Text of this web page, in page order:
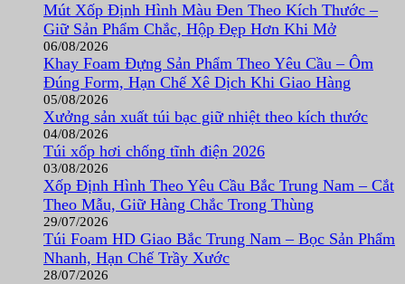
Mút Xốp Định Hình Màu Đen Theo Kích Thước –
Giữ Sản Phẩm Chắc, Hộp Đẹp Hơn Khi Mở
06/08/2026
Khay Foam Đựng Sản Phẩm Theo Yêu Cầu – Ôm
Đúng Form, Hạn Chế Xê Dịch Khi Giao Hàng
05/08/2026
Xưởng sản xuất túi bạc giữ nhiệt theo kích thước
04/08/2026
Túi xốp hơi chống tĩnh điện 2026
03/08/2026
Xốp Định Hình Theo Yêu Cầu Bắc Trung Nam – Cắt
Theo Mẫu, Giữ Hàng Chắc Trong Thùng
29/07/2026
Túi Foam HD Giao Bắc Trung Nam – Bọc Sản Phẩm
Nhanh, Hạn Chế Trầy Xước
28/07/2026